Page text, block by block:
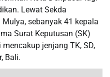
Lewat Sekda
Mulya, sebanyak 41 kepala
Surat Keputusan (SK)
jenjang TK, SD,
Bali.